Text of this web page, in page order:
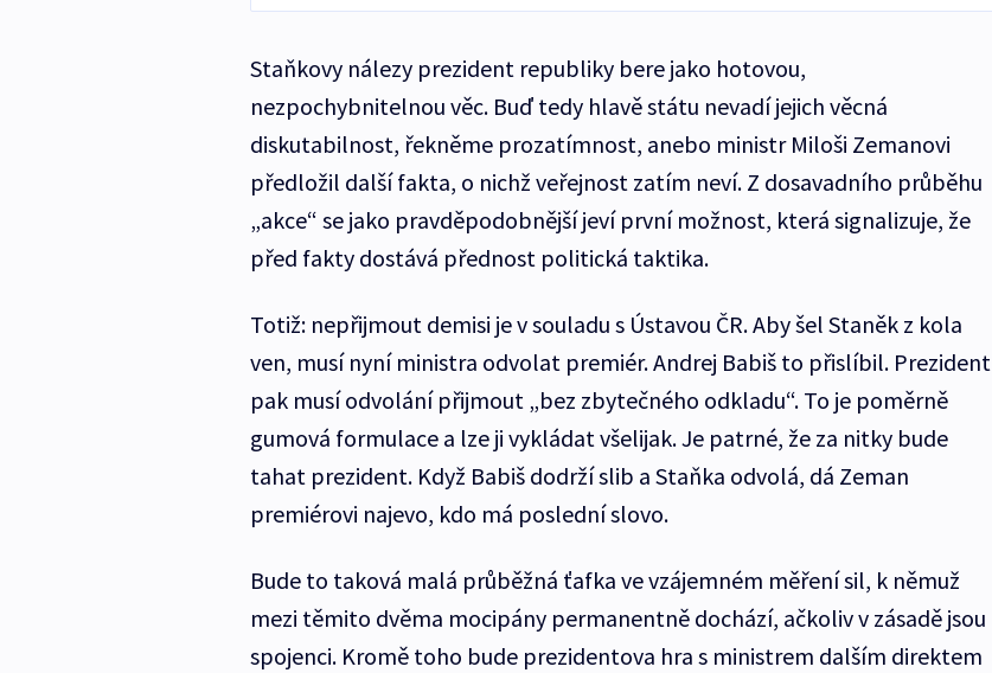
Staňkovy nálezy prezident republiky bere jako hotovou,
nezpochybnitelnou věc. Buď tedy hlavě státu nevadí jejich věcná
diskutabilnost, řekněme prozatímnost, anebo ministr Miloši Zemanovi
předložil další fakta, o nichž veřejnost zatím neví. Z dosavadního průběhu
„akce“ se jako pravděpodobnější jeví první možnost, která signalizuje, že
před fakty dostává přednost politická taktika.
Totiž: nepřijmout demisi je v souladu s Ústavou ČR. Aby šel Staněk z kola
ven, musí nyní ministra odvolat premiér. Andrej Babiš to přislíbil. Prezident
pak musí odvolání přijmout „bez zbytečného odkladu“. To je poměrně
gumová formulace a lze ji vykládat všelijak. Je patrné, že za nitky bude
tahat prezident. Když Babiš dodrží slib a Staňka odvolá, dá Zeman
premiérovi najevo, kdo má poslední slovo.
Bude to taková malá průběžná ťafka ve vzájemném měření sil, k němuž
mezi těmito dvěma mocipány permanentně dochází, ačkoliv v zásadě jsou
spojenci. Kromě toho bude prezidentova hra s ministrem dalším direktem